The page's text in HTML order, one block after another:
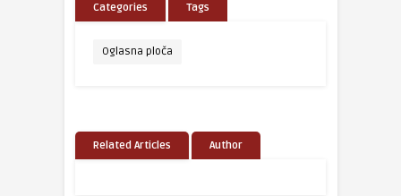
Categories Tags
Oglasna ploča
Related Articles Author